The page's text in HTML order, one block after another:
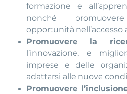
formazione e
nonché
opportunità nell’accesso
Promuovere la
l’innovazione, e
imprese e delle
adattarsi alle nuove
Promuovere